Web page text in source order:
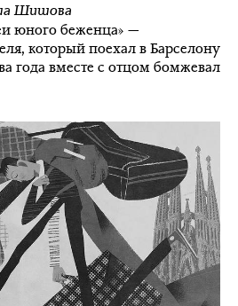
Шишова
юного беженца» —
который поехал в Барселону
года вместе с отцом бомжевал